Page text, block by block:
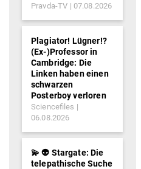
Pravda-TV 07.08.2026
Plagiator! Lügner!?
(Ex-)Professor in
Cambridge: Die
Linken haben einen
schwarzen
Posterboy verloren
Sciencefiles
06.08.2026
💫 👽 Stargate: Die
telepathische Suche